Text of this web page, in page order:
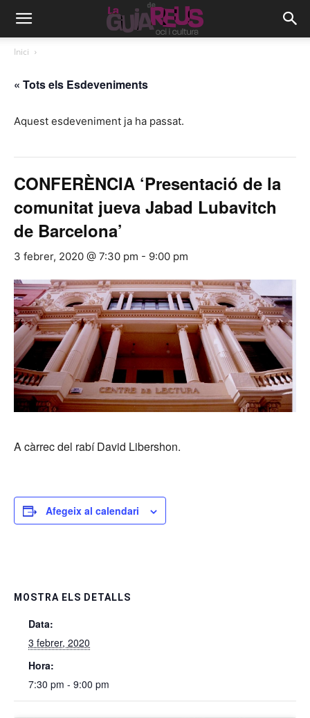
Inici
« Tots els Esdeveniments
Aquest esdeveniment ja ha passat.
CONFERÈNCIA ‘Presentació de la
comunitat jueva Jabad Lubavitch
de Barcelona’
3 febrer, 2020 @ 7:30 pm - 9:00 pm
A càrrec del rabí David Libershon.
Afegeix al calendari
MOSTRA ELS DETALLS
Data:
3 febrer, 2020
Hora:
7:30 pm - 9:00 pm